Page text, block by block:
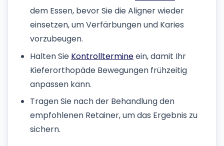
dem Essen, bevor Sie die Aligner wieder
einsetzen, um Verfärbungen und Karies
vorzubeugen.
Halten Sie Kontrolltermineein, damit Ihr
Kieferorthopäde Bewegungen frühzeitig
anpassen kann.
Tragen Sie nach der Behandlung den
empfohlenen Retainer, um das Ergebnis zu
sichern.